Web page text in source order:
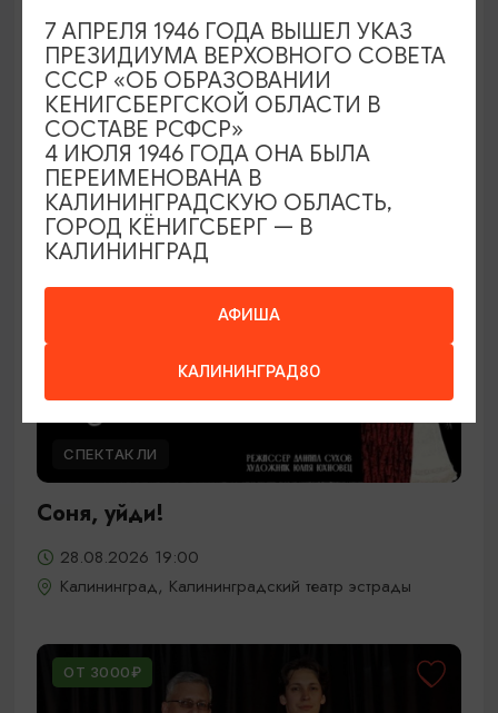
Наташа Краснова
28.08.2026 19:00
Калининград, Дворец культуры железнодорожников
ОТ 500₽
СПЕКТАКЛИ
Соня, уйди!
28.08.2026 19:00
Калининград, Калининградский театр эстрады
ОТ 3000₽
АФИША
КАЛИНИНГРАД80
7 АПРЕЛЯ 1946 ГОДА ВЫШЕЛ УКАЗ
ПРЕЗИДИУМА ВЕРХОВНОГО СОВЕТА
СССР «ОБ ОБРАЗОВАНИИ
КЕНИГСБЕРГСКОЙ ОБЛАСТИ В
СОСТАВЕ РСФСР»
4 ИЮЛЯ 1946 ГОДА ОНА БЫЛА
ПЕРЕИМЕНОВАНА В
КАЛИНИНГРАДСКУЮ ОБЛАСТЬ,
ГОРОД КЁНИГСБЕРГ — В
КАЛИНИНГРАД